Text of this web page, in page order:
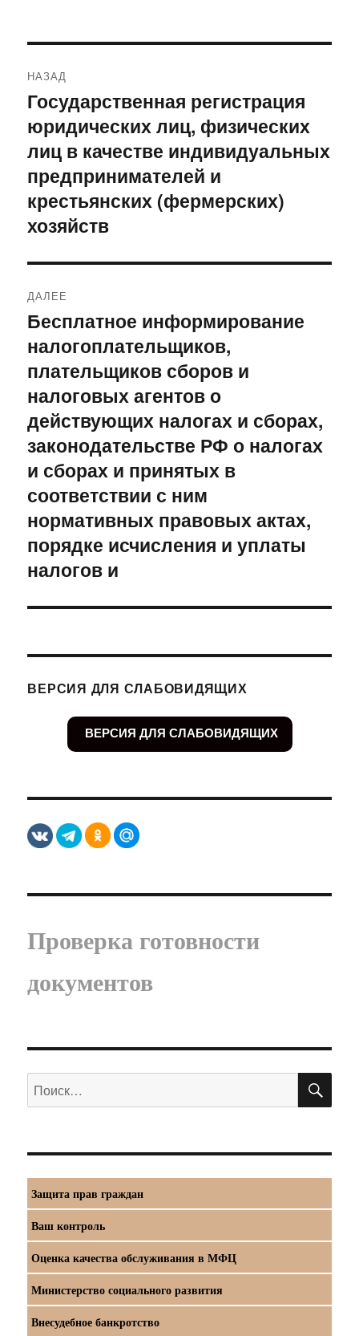
по
записям
НАЗАД
Предыдущая
запись:
Государственная регистрация
юридических лиц, физических
лиц в качестве индивидуальных
предпринимателей и
крестьянских (фермерских)
хозяйств
ДАЛЕЕ
Следующая
запись:
Бесплатное информирование
налогоплательщиков,
плательщиков сборов и
налоговых агентов о
действующих налогах и сборах,
законодательстве РФ о налогах
и сборах и принятых в
соответствии с ним
нормативных правовых актах,
порядке исчисления и уплаты
налогов и
ВЕРСИЯ ДЛЯ СЛАБОВИДЯЩИХ
ВЕРСИЯ ДЛЯ СЛАБОВИДЯЩИХ
Проверка готовности
документов
Искать:
Защита прав граждан
Ваш контроль
Оценка качества обслуживания в МФЦ
Министерство социального развития
Внесудебное банкротство